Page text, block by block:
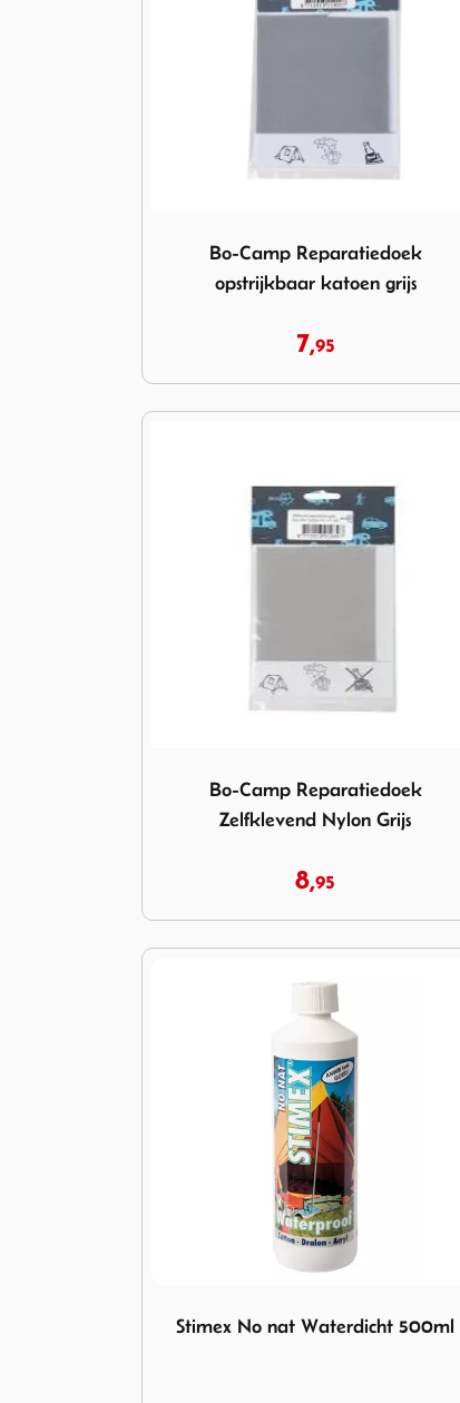
Bo-Camp Reparatiedoek
opstrijkbaar katoen grijs
7,95
Bo-Camp Reparatiedoek
Zelfklevend Nylon Grijs
8,95
Stimex No nat Waterdicht 500ml